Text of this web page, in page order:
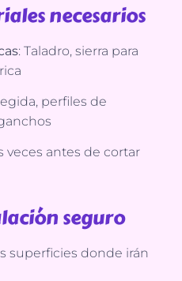
necesarios
: Taladro, sierra para
perfiles de
veces antes de cortar
seguro
superficies donde irán